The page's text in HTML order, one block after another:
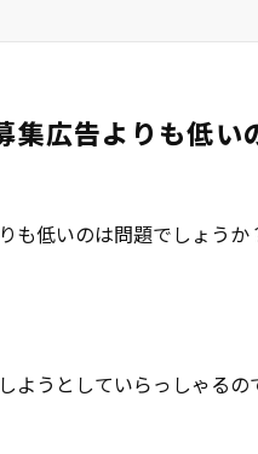
集広告よりも低い
も低いのは問題でしょうか
ようとしていらっしゃる